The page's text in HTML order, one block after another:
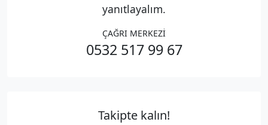
yanıtlayalım.
ÇAĞRI MERKEZİ
0532 517 99 67
Takipte kalın!